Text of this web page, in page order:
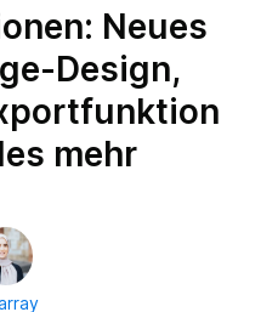
Neues
Design,
mehr